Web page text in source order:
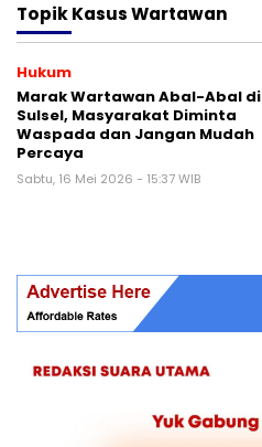
TopikKasus Wartawan
Hukum
Marak Wartawan Abal-Abal di
Sulsel, Masyarakat Diminta
Waspada dan Jangan Mudah
Percaya
Sabtu, 16 Mei 2026 - 15:37 WIB